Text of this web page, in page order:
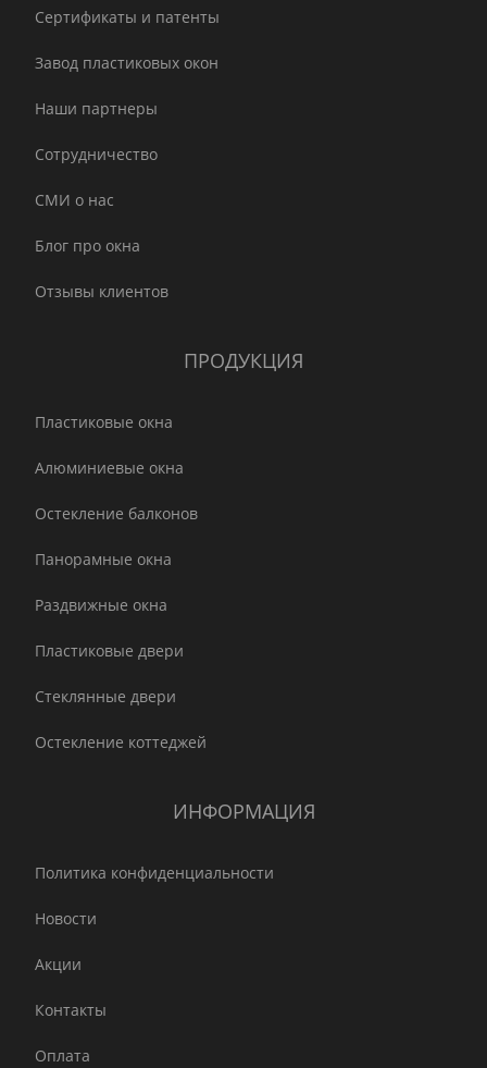
Сертификаты и патенты
Завод пластиковых окон
Наши партнеры
Сотрудничество
СМИ о нас
Блог про окна
Отзывы клиентов
ПРОДУКЦИЯ
Пластиковые окна
Алюминиевые окна
Остекление балконов
Панорамные окна
Раздвижные окна
Пластиковые двери
Стеклянные двери
Остекление коттеджей
ИНФОРМАЦИЯ
Политика конфиденциальности
Новости
Акции
Контакты
Оплата